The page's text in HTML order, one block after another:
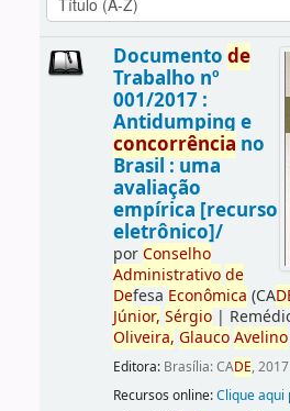
Documento de
Trabalho nº
001/2017 :
Antidumping e
concorrência no
Brasil : uma
avaliação
empírica [recurso
eletrônico]/
porConselho
Administrativo de
Defesa Econômica (CA
Júnior, Sérgio|
Oliveira, Glauco Avelino
Editora: Brasília: CADE, 2017
Recursos online:Clique aqui